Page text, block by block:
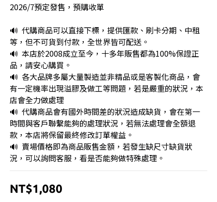
2026/7預定發售，預購收單
🔊  代購商品可以直接下標，提供匯款、刷卡分期、中租
等，但不可貨到付款，全世界皆可配送。
🔊  本店於2008成立至今，十多年販售都為100%保證正
品，請安心購買。
🔊  各大品牌多屬大量製造並非精品或是客製化商品，會
有一定機率出現溢膠及做工等問題，若是嚴重的狀況，本
店會全力做處理
🔊  代購商品會有國外時間差的狀況造成缺貨，會在第一
時間與客戶聯繫能夠的處理狀況，若無法處理會全額退
款，本店將保留最終修改訂單權益。
🔊  賣場價格即為商品販售金額，若發生缺尺寸缺貨狀
況，可以詢問客服，看是否能夠做特殊處理。
NT$1,080